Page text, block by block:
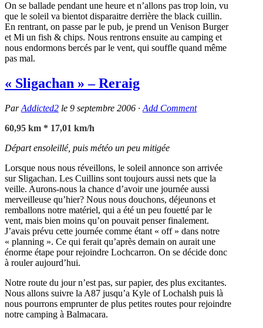
On se ballade pendant une heure et n’allons pas trop loin, vu
que le soleil va bientot disparaitre derrière the black cuillin.
En rentrant, on passe par le pub, je prend un Venison Burger
et Mi un fish & chips. Nous rentrons ensuite au camping et
nous endormons bercés par le vent, qui souffle quand même
pas mal.
« Sligachan » – Reraig
ParAddicted2 le 9 septembre 2006 · Add Comment
60,95 km * 17,01 km/h
Départ ensoleillé, puis météo un peu mitigée
Lorsque nous nous réveillons, le soleil annonce son arrivée
sur Sligachan. Les Cuillins sont toujours aussi nets que la
veille. Aurons-nous la chance d’avoir une journée aussi
merveilleuse qu’hier? Nous nous douchons, déjeunons et
remballons notre matériel, qui a été un peu fouetté par le
vent, mais bien moins qu’on pouvait penser finalement.
J’avais prévu cette journée comme étant « off » dans notre
« planning ». Ce qui ferait qu’après demain on aurait une
énorme étape pour rejoindre Lochcarron. On se décide donc
à rouler aujourd’hui.
Notre route du jour n’est pas, sur papier, des plus excitantes.
Nous allons suivre la A87 jusqu’a Kyle of Lochalsh puis là
nous pourrons emprunter de plus petites routes pour rejoindre
notre camping à Balmacara.